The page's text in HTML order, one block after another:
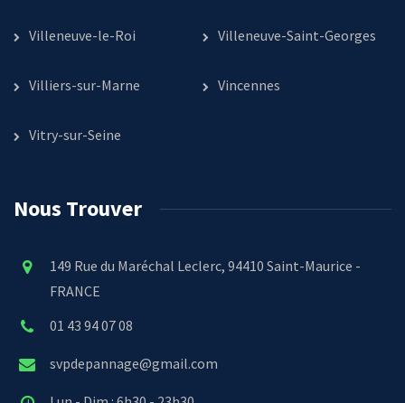
Villeneuve-le-Roi Villeneuve-Saint-Georges
Villiers-sur-Marne Vincennes
Vitry-sur-Seine
Nous Trouver
149 Rue du Maréchal Leclerc, 94410 Saint-Maurice -
FRANCE
01 43 94 07 08
svpdepannage@gmail.com